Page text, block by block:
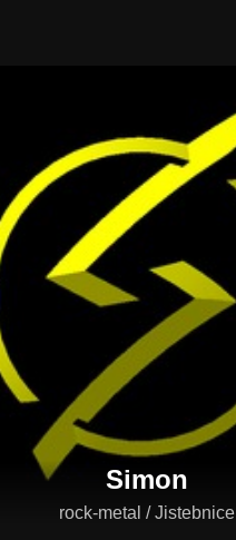
Simon
rock-metal / Jistebnice